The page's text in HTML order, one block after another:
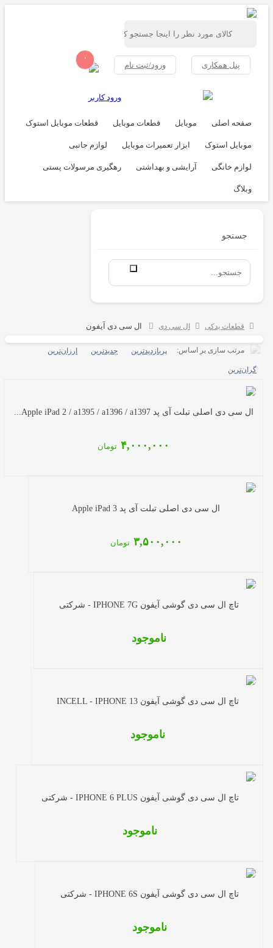
پنل همکاری ورود/ثبت نام
۰
ورود کاربر
صفحه اصلی موبایل قطعات موبایل قطعات موبایل استوک
موبایل استوک ابزار تعمیرات موبایل لوازم جانبی
لوازم خانگی آرایشی و بهداشتی رهگیری مرسولات پستی
وبلاگ
جستجو
قطعات یدکی ال سی دی ال سی دی آیفون
مرتب سازی بر اساس: پربازدیدترین جدیدترین ارزان‌ترین
گران‌ترین
ال سی دی اصلی تبلت آی پد Apple iPad 2 / a1395 / a1396 / a1397...
۴,۰۰۰,۰۰۰تومان
ال سی دی اصلی تبلت آی پد Apple iPad 3
۳,۵۰۰,۰۰۰تومان
تاچ ال سی دی گوشی آیفون IPHONE 7G - شرکتی
ناموجود
تاچ ال سی دی گوشی آیفون INCELL - IPHONE 13
ناموجود
تاچ ال سی دی گوشی آیفون IPHONE 6 PLUS - شرکتی
ناموجود
تاچ ال سی دی گوشی آیفون IPHONE 6S - شرکتی
ناموجود